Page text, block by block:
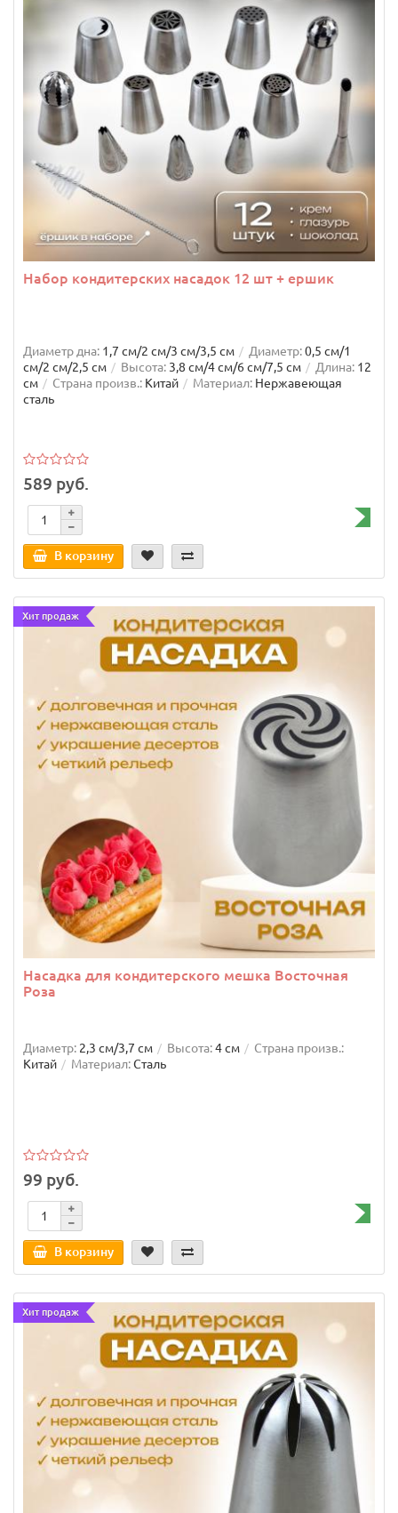
Набор кондитерских насадок 12 шт + ершик
Диаметр дна: 1,7 см/2 см/3 см/3,5 см Диаметр:0,5 см/1
см/2 см/2,5 см
Высота: 3,8 см/4 см/6 см/7,5 см Длина: 12
см
Страна произв.: Китай Материал: Нержавеющая
сталь
589 руб.
В корзину
Хит продаж
Насадка для кондитерского мешка Восточная
Роза
Диаметр: 2,3 см/3,7 см Высота:4 см
Страна произв.:
Китай
Материал:Сталь
99 руб.
В корзину
Хит продаж